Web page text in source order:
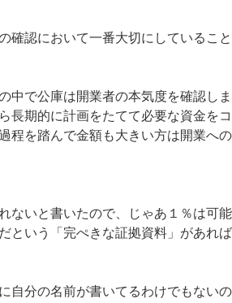
確認において一番大切にしているこ
中で公庫は開業者の本気度を確認しま
長期的に計画をたてて必要な資金を
程を踏んで金額も大きい方は開業へ
ないと書いたので、じゃあ１％は可
という「完ぺきな証拠資料」があれ
自分の名前が書いてるわけでもない